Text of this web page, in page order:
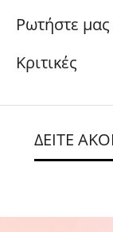
Ρωτήστε μας
Κριτικές
ΔΕΙΤΕ